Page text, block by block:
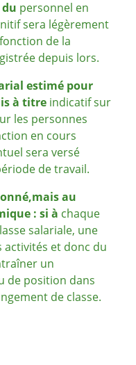
personnel en
sera légèrement
de la
depuis lors.
estimé pour
à titre indicatif sur
les personnes
en cours
sera versé
de travail.
mais au
: si à chaque
salariale, une
et donc du
un
de position dans
de classe.